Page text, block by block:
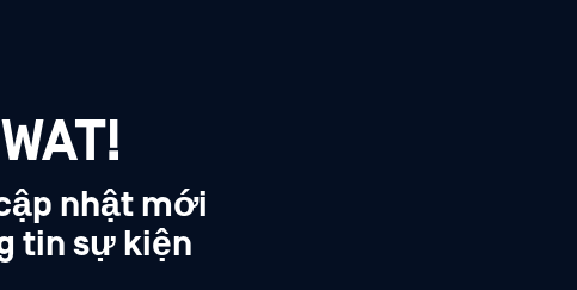
nhật mới
tin sự kiện